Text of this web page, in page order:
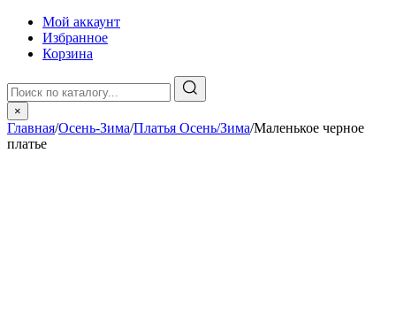
Мой аккаунт
Избранное
Корзина
×
Главная/Осень-Зима/Платья Осень/Зима/Маленькое черное
платье